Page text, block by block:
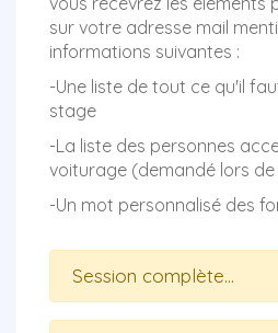
sur votre adresse mail
informations suivantes :
-Une liste de tout ce qu'il
stage
-La liste des personnes
voiturage (demandé lors
-Un mot personnalisé des
Session complète...